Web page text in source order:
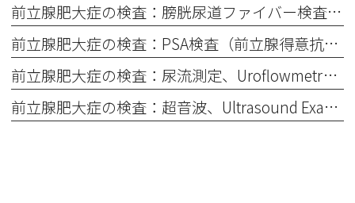
前立腺肥大症の検査：膀胱尿道ファイバー検査、Cystoscopy for Benign Prostatic Hyperplasia (BPH)
前立腺肥大症の検査：PSA検査（前立腺得意抗原：血液検査）What Is a PSA Test? (Blood Test for the Prostate)）とは？、
前立腺肥大症の検査：尿流測定、Uroflowmetry (Urine Flow Test)
前立腺肥大症の検査：超音波、Ultrasound Examination (Ultrasound Scan)